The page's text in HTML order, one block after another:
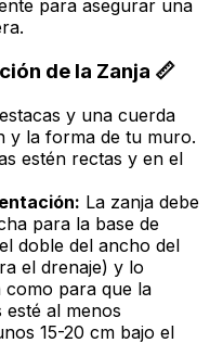
para asegurar una
de la Zanja 📏
y una cuerda
y la forma de tu muro.
estén rectas y en el
La zanja debe
para la base de
doble del ancho del
el drenaje) y lo
para que la
esté al menos
15-20 cm bajo el